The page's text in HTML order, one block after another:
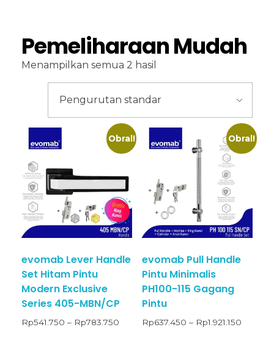
Pemeliharaan Mudah
Menampilkan semua 2 hasil
Obral!
evomab Lever Handle
Set Hitam Pintu
Modern Exclusive
Series 405-MBN/CP
Rp541.750 – Rp783.750
Obral!
evomab Pull Handle
Pintu Minimalis
PH100-115 Gagang
Pintu
Rp637.450 – Rp1.921.150